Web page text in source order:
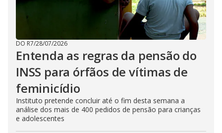
DO R7/28/07/2026
Entenda as regras da pensão do
INSS para órfãos de vítimas de
feminicídio
Instituto pretende concluir até o fim desta semana a
análise dos mais de 400 pedidos de pensão para crianças
e adolescentes